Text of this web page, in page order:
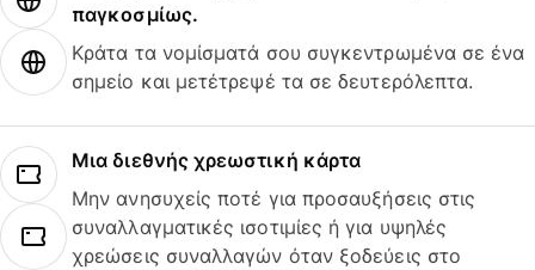
παγκοσμίως.
Κράτα τα νομίσματά σου συγκεντρωμένα σε ένα
σημείο και μετέτρεψέ τα σε δευτερόλεπτα.
Μια διεθνής χρεωστική κάρτα
Μην ανησυχείς ποτέ για προσαυξήσεις στις
συναλλαγματικές ισοτιμίες ή για υψηλές
χρεώσεις συναλλαγών όταν ξοδεύεις στο